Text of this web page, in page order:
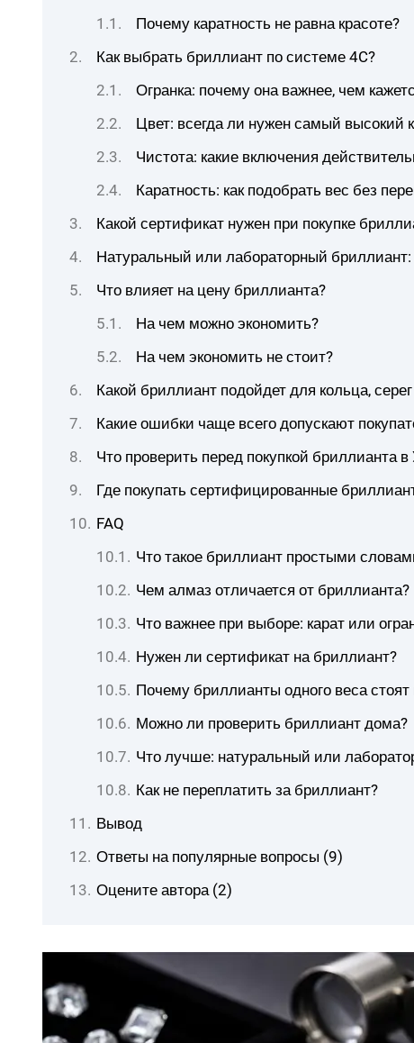
Почему каратность не равна красоте?
Как выбрать бриллиант по системе 4C?
Огранка: почему она важнее, чем
Цвет: всегда ли нужен самый высокий
Чистота: какие включения
Каратность: как подобрать вес без
Какой сертификат нужен при покупке
Натуральный или лабораторный бриллиант:
Что влияет на цену бриллианта?
На чем можно экономить?
На чем экономить не стоит?
Какой бриллиант подойдет для кольца,
Какие ошибки чаще всего допускают
Что проверить перед покупкой бриллианта в
Где покупать сертифицированные
FAQ
Что такое бриллиант простыми
Чем алмаз отличается от бриллианта?
Что важнее при выборе: карат или
Нужен ли сертификат на бриллиант?
Почему бриллианты одного веса стоят
Можно ли проверить бриллиант дома?
Что лучше: натуральный или
Как не переплатить за бриллиант?
Вывод
Ответы на популярные вопросы (9)
Оцените автора (2)